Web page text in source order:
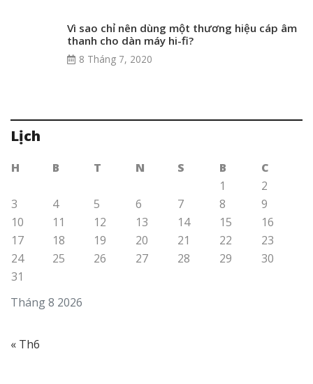
Vì sao chỉ nên dùng một thương hiệu cáp âm
thanh cho dàn máy hi-fi?
8 Tháng 7, 2020
Lịch
Tháng 8 2026
H B T N S B
C
1
2
3
4 5 6 7 8
9
10
11 12 13 14 15
16
17
18 19 20 21 22
23
24
25 26 27 28 29
30
31
« Th6